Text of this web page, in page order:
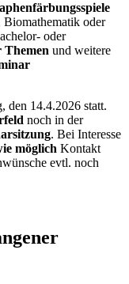
Biomathematik oder
oder
Themen und weitere
den 14.4.2026 statt.
noch in der
. Bei Interesse
möglich Kontakt
evtl. noch